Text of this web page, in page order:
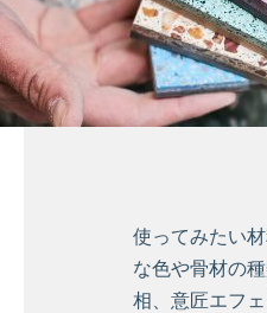
使ってみたい
な色や骨材の
相、意匠エフ